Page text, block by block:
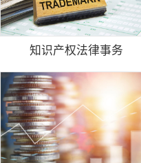
知识产权法律事务